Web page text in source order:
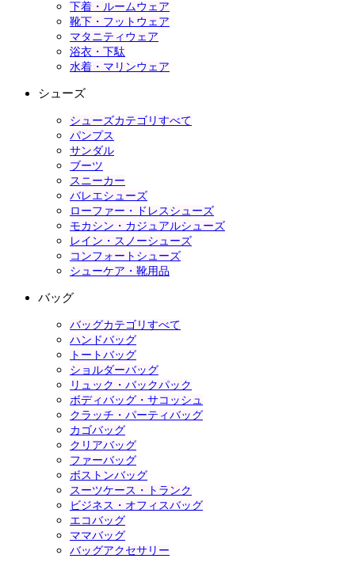
下着・ルームウェア
靴下・フットウェア
マタニティウェア
浴衣・下駄
水着・マリンウェア
シューズ
シューズカテゴリすべて
パンプス
サンダル
ブーツ
スニーカー
バレエシューズ
ローファー・ドレスシューズ
モカシン・カジュアルシューズ
レイン・スノーシューズ
コンフォートシューズ
シューケア・靴用品
バッグ
バッグカテゴリすべて
ハンドバッグ
トートバッグ
ショルダーバッグ
リュック・バックパック
ボディバッグ・サコッシュ
クラッチ・パーティバッグ
カゴバッグ
クリアバッグ
ファーバッグ
ボストンバッグ
スーツケース・トランク
ビジネス・オフィスバッグ
エコバッグ
ママバッグ
バッグアクセサリー